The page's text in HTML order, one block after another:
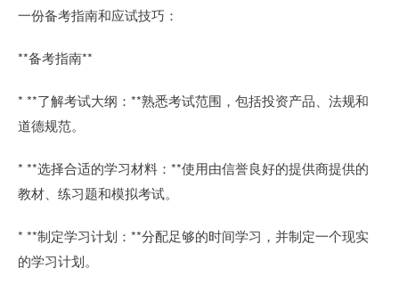
一份备考指南和应试技巧：
**备考指南**
* **了解考试大纲：**熟悉考试范围，包括投资产品、法规和
道德规范。
* **选择合适的学习材料：**使用由信誉良好的提供商提供的
教材、练习题和模拟考试。
* **制定学习计划：**分配足够的时间学习，并制定一个现实
的学习计划。